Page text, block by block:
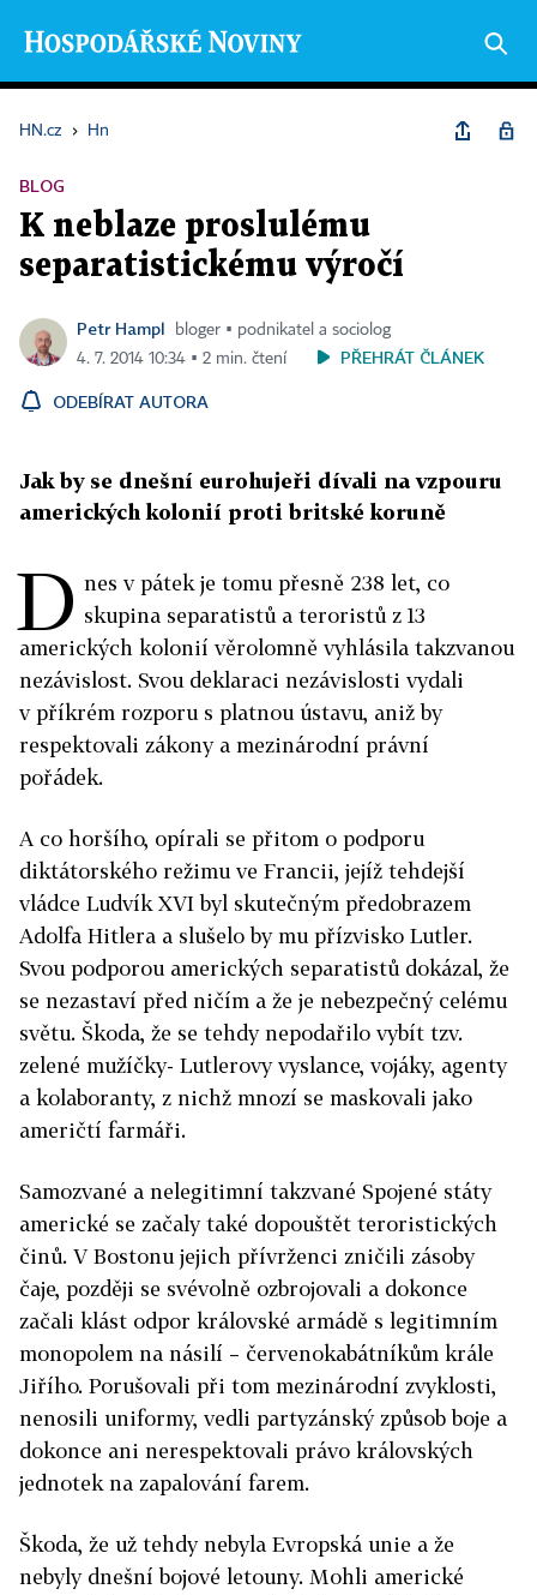
HN.cz › Hn
BLOG
K neblaze proslulému
separatistickému výročí
Petr Hampl
bloger ▪ podnikatel a sociolog
4. 7. 2014 10:34 ▪ 2 min. čtení
PŘEHRÁT ČLÁNEK
ODEBÍRAT AUTORA
Jak by se dnešní eurohujeři dívali na vzpouru
amerických kolonií proti britské koruně
D nes v pátek je tomu přesně 238 let, co
skupina separatistů a teroristů z 13
amerických kolonií věrolomně vyhlásila takzvanou
nezávislost. Svou deklaraci nezávislosti vydali
v příkrém rozporu s platnou ústavu, aniž by
respektovali zákony a mezinárodní právní
pořádek.
A co horšího, opírali se přitom o podporu
diktátorského režimu ve Francii, jejíž tehdejší
vládce Ludvík XVI byl skutečným předobrazem
Adolfa Hitlera a slušelo by mu přízvisko Lutler.
Svou podporou amerických separatistů dokázal, že
se nezastaví před ničím a že je nebezpečný celému
světu. Škoda, že se tehdy nepodařilo vybít tzv.
zelené mužíčky- Lutlerovy vyslance, vojáky, agenty
a kolaboranty, z nichž mnozí se maskovali jako
američtí farmáři.
Samozvané a nelegitimní takzvané Spojené státy
americké se začaly také dopouštět teroristických
činů. V Bostonu jejich přívrženci zničili zásoby
čaje, později se svévolně ozbrojovali a dokonce
začali klást odpor královské armádě s legitimním
monopolem na násilí – červenokabátníkům krále
Jiřího. Porušovali při tom mezinárodní zvyklosti,
nenosili uniformy, vedli partyzánský způsob boje a
dokonce ani nerespektovali právo královských
jednotek na zapalování farem.
Škoda, že už tehdy nebyla Evropská unie a že
nebyly dnešní bojové letouny. Mohli americké